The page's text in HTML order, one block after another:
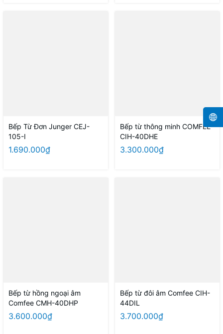
Bếp Từ Đơn Junger CEJ-
105-I
1.690.000₫
Bếp từ thông minh COMFEE
CIH-40DHE
3.300.000₫
Bếp từ hồng ngoại âm
Comfee CMH-40DHP
3.600.000₫
Bếp từ đôi âm Comfee CIH-
44DIL
3.700.000₫